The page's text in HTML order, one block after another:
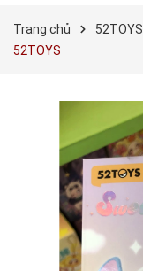
Trang chủ 52TOYS
52TOYS